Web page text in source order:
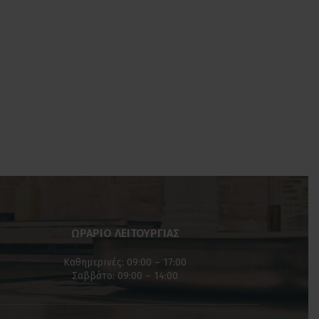
ΩΡΑΡΙΟ ΛΕΙΤΟΥΡΓΙΑΣ
Καθημερινές: 09:00 – 17:00
Σαββάτο: 09:00 – 14:00